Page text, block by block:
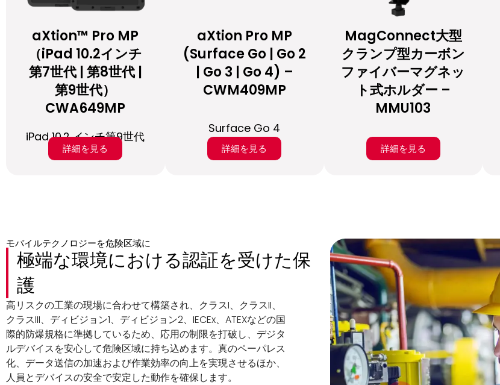
aXtion™ Pro MP
（iPad 10.2インチ
第7世代 | 第8世代 |
第9世代）
CWA649MP
iPad 10.2 インチ第9世代
詳細を見る
aXtion Pro MP
(Surface Go | Go 2
| Go 3 | Go 4) –
CWM409MP
Surface Go 4
詳細を見る
MagConnect大型
クランプ型カーボン
ファイバーマグネッ
ト式ホルダー –
MMU103
詳細を見る
モバイルテクノロジーを危険区域に
極端な環境における認証を受けた保
護
高リスクの工業の現場に合わせて構築され、クラスI、クラスII、
クラスIII、ディビジョン1、ディビジョン2、IECEx、ATEXなどの国
際的防爆規格に準拠しているため、応用の制限を打破し、デジタ
ルデバイスを安心して危険区域に持ち込めます。真のペーパレス
化、データ送信の加速および作業効率の向上を実現させるほか、
人員とデバイスの安全で安定した動作を確保します。